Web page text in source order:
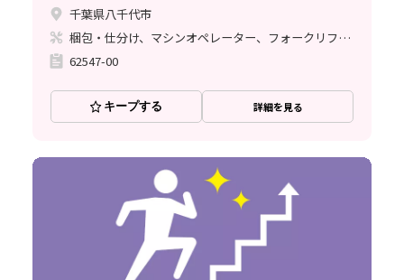
千葉県八千代市
梱包・仕分け、マシンオペレーター、フォークリフト、塗装
62547-00
キープする 詳細を見る